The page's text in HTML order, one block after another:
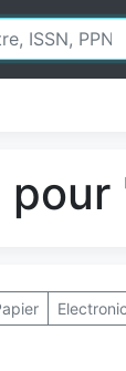
Electronic